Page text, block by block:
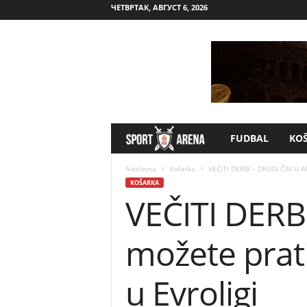
ЧЕТВРТАК, АВГУСТ 6, 2026
p
t
FUDBAL
Naslovna Košarka VEČITI DERBI – DRUGI ČIN
KOŠARKA
VEČITI
možete
u Evroligi